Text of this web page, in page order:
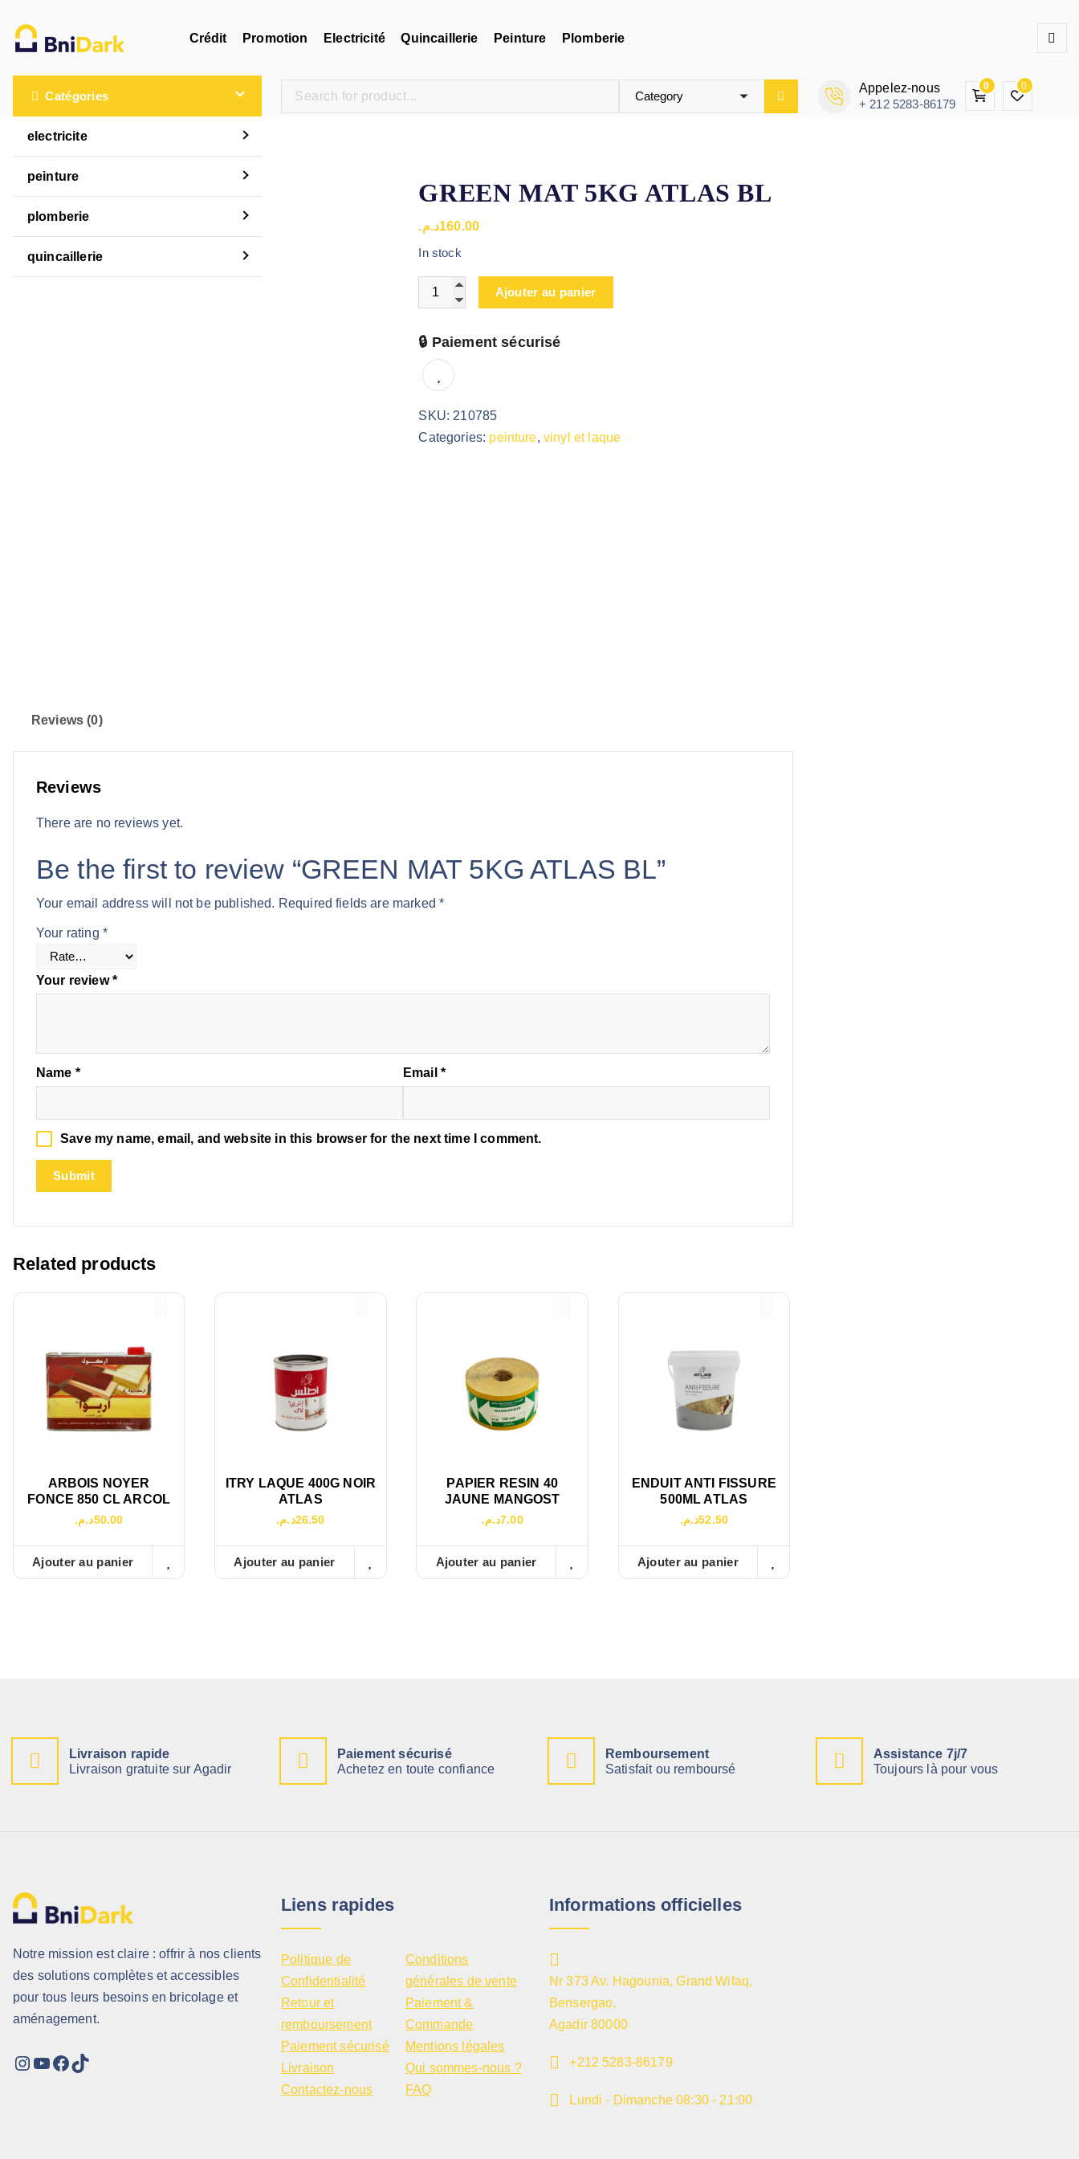
Crédit Promotion Electricité Quincaillerie Peinture Plomberie
Catégories
electricite
peinture
plomberie
quincaillerie
Appelez-nous
+ 212 5283-86179
0 0
GREEN MAT 5KG ATLAS BL
160.00د.م.
In stock
Ajouter au panier
🔒 Paiement sécurisé
SKU: 210785
Categories: peinture, vinyl et laque
Reviews (0)
Reviews
There are no reviews yet.
Be the first to review “GREEN MAT 5KG ATLAS BL”
Your email address will not be published. Required fields are marked*
Your rating *
Your review*
Name * Email *
Save my name, email, and website in this browser for the next time I comment.
Related products
ARBOIS NOYER
FONCE 850 CL ARCOL
50.00د.م.
Ajouter au panier
ITRY LAQUE 400G NOIR
ATLAS
26.50د.م.
Ajouter au panier
PAPIER RESIN 40
JAUNE MANGOST
7.00د.م.
Ajouter au panier
ENDUIT ANTI FISSURE
500ML ATLAS
52.50د.م.
Ajouter au panier
Livraison rapide
Livraison gratuite sur Agadir
Paiement sécurisé
Achetez en toute confiance
Remboursement
Satisfait ou remboursé
Assistance 7j/7
Toujours là pour vous
Notre mission est claire : offrir à nos clients
des solutions complètes et accessibles
pour tous leurs besoins en bricolage et
aménagement.
Liens rapides
Politique de
Confidentialité
Conditions
générales de vente
Retour et
remboursement
Paiement &
Commande
Paiement sécurisé
Mentions légales
Livraison
Qui sommes-nous ?
Contactez-nous
FAQ
Informations officielles
Nr 373 Av. Hagounia, Grand Wifaq,
Bensergao,
Agadir 80000
+212 5283-86179
Lundi - Dimanche 08:30 - 21:00